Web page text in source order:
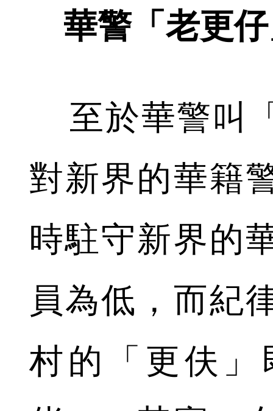
華警「老更
至於華警叫
對新界的華籍
時駐守新界的
員為低，而紀
村的「更伕」